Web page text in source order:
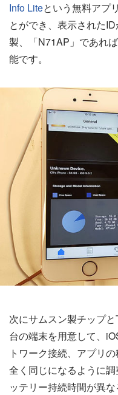
Info Liteという無料アプ
とができ、表示された
製、「N71AP」であれ
能です。
次にサムスン製チップ
台の端末を用意して、
トワーク接続、アプリ
全く同じになるように
ッテリー持続時間が異